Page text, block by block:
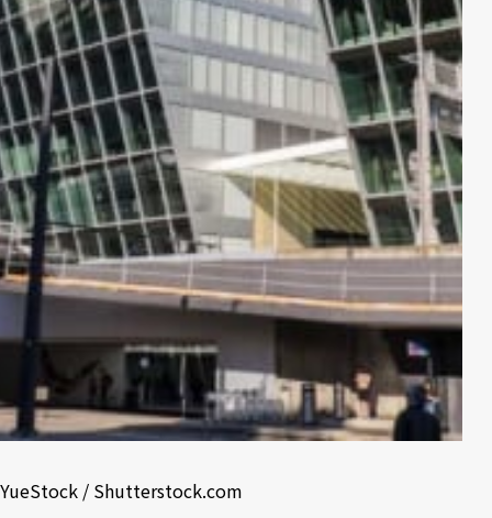
YueStock / Shutterstock.com